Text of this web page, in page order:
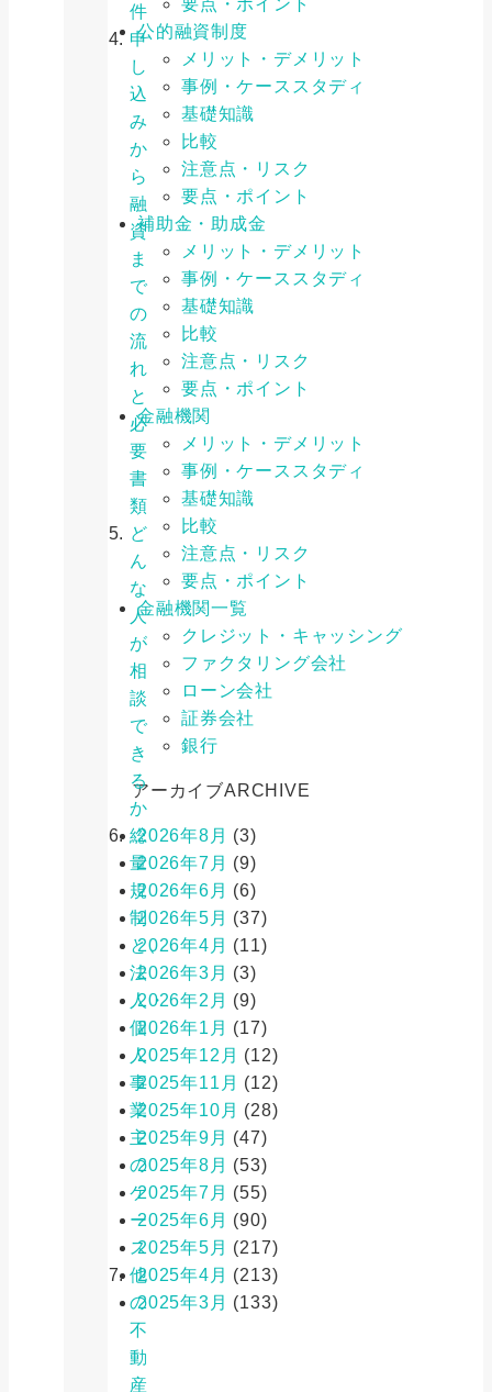
件
申
し
込
み
か
ら
融
資
ま
で
の
流
れ
と
必
要
書
類
ど
ん
な
人
が
相
談
で
き
る
か
総
量
規
制
と、
法
人・
個
人
事
業
主
の
ケ
ー
ス
他
の
不
動
産
要点・ポイント
公的融資制度
メリット・デメリット
事例・ケーススタディ
基礎知識
比較
注意点・リスク
要点・ポイント
補助金・助成金
メリット・デメリット
事例・ケーススタディ
基礎知識
比較
注意点・リスク
要点・ポイント
金融機関
メリット・デメリット
事例・ケーススタディ
基礎知識
比較
注意点・リスク
要点・ポイント
金融機関一覧
クレジット・キャッシング
ファクタリング会社
ローン会社
証券会社
銀行
アーカイブARCHIVE
2026年8月 (3)
2026年7月 (9)
2026年6月 (6)
2026年5月 (37)
2026年4月 (11)
2026年3月 (3)
2026年2月 (9)
2026年1月 (17)
2025年12月 (12)
2025年11月 (12)
2025年10月 (28)
2025年9月 (47)
2025年8月 (53)
2025年7月 (55)
2025年6月 (90)
2025年5月 (217)
2025年4月 (213)
2025年3月 (133)